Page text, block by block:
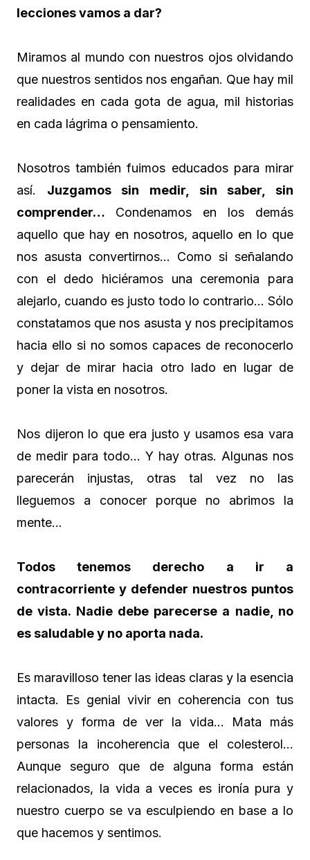
lecciones vamos a dar?
Miramos al mundo con nuestros ojos olvidando
que nuestros sentidos nos engañan. Que hay mil
realidades en cada gota de agua, mil historias
en cada lágrima o pensamiento.
Nosotros también fuimos educados para mirar
así. Juzgamos sin medir, sin saber, sin
comprender… Condenamos en los demás
aquello que hay en nosotros, aquello en lo que
nos asusta convertirnos… Como si señalando
con el dedo hiciéramos una ceremonia para
alejarlo, cuando es justo todo lo contrario… Sólo
constatamos que nos asusta y nos precipitamos
hacia ello si no somos capaces de reconocerlo
y dejar de mirar hacia otro lado en lugar de
poner la vista en nosotros.
Nos dijeron lo que era justo y usamos esa vara
de medir para todo… Y hay otras. Algunas nos
parecerán injustas, otras tal vez no las
lleguemos a conocer porque no abrimos la
mente…
Todos tenemos derecho a ir a
contracorriente y defender nuestros puntos
de vista. Nadie debe parecerse a nadie, no
es saludable y no aporta nada.
Es maravilloso tener las ideas claras y la esencia
intacta. Es genial vivir en coherencia con tus
valores y forma de ver la vida… Mata más
personas la incoherencia que el colesterol…
Aunque seguro que de alguna forma están
relacionados, la vida a veces es ironía pura y
nuestro cuerpo se va esculpiendo en base a lo
que hacemos y sentimos.